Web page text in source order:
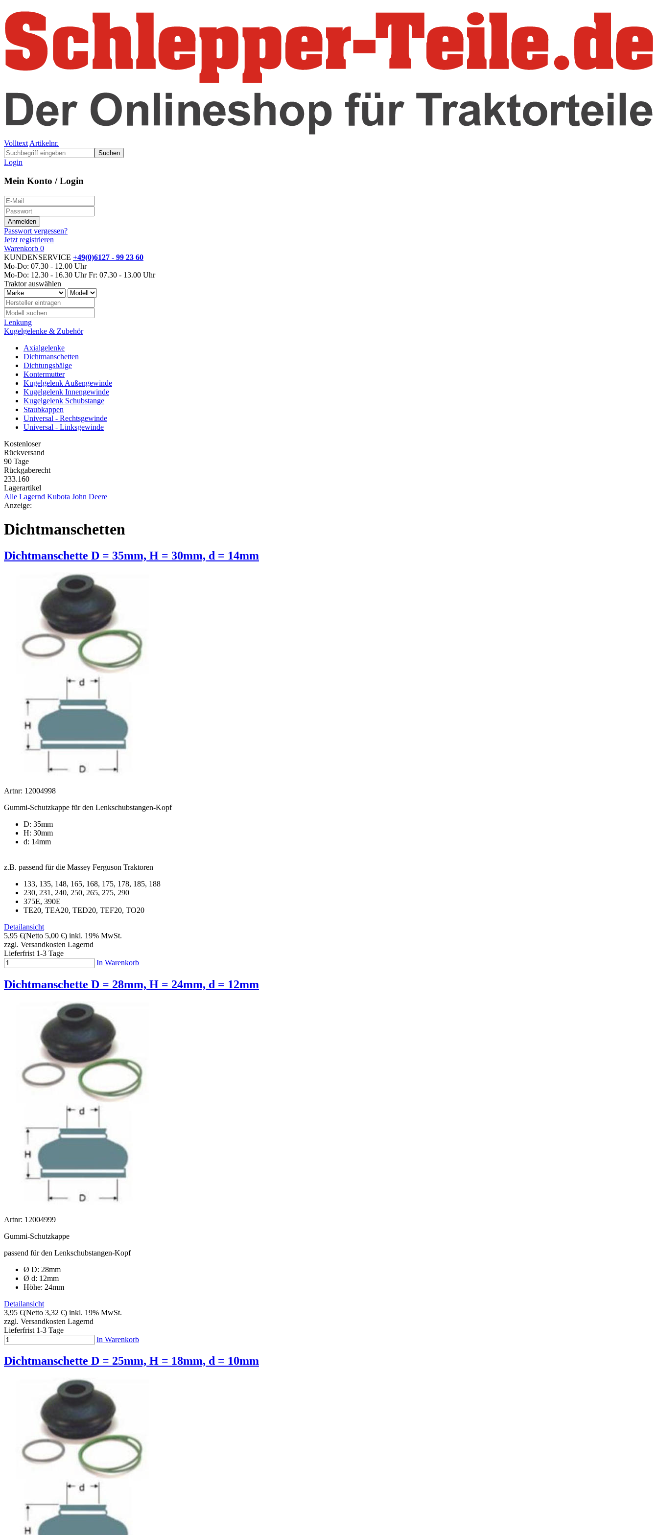
Volltext Artikelnr.
Suchen
Login
Mein Konto / Login
Passwort vergessen?
Jetzt registrieren
Warenkorb 0
KUNDENSERVICE +49(0)6127 - 99 23 60
Mo-Do: 07.30 - 12.00 Uhr
Mo-Do: 12.30 - 16.30 Uhr Fr: 07.30 - 13.00 Uhr
Traktor auswählen
Lenkung
Kugelgelenke & Zubehör
Axialgelenke
Dichtmanschetten
Dichtungsbälge
Kontermutter
Kugelgelenk Außengewinde
Kugelgelenk Innengewinde
Kugelgelenk Schubstange
Staubkappen
Universal - Rechtsgewinde
Universal - Linksgewinde
Kostenloser
Rückversand
90 Tage
Rückgaberecht
233.160
Lagerartikel
Alle Lagernd Kubota John Deere
Anzeige:
Dichtmanschetten
Dichtmanschette D = 35mm, H = 30mm, d = 14mm
Artnr: 12004998
Gummi-Schutzkappe für den Lenkschubstangen-Kopf
D: 35mm
H: 30mm
d: 14mm
z.B. passend für die Massey Ferguson Traktoren
133, 135, 148, 165, 168, 175, 178, 185, 188
230, 231, 240, 250, 265, 275, 290
375E, 390E
TE20, TEA20, TED20, TEF20, TO20
Detailansicht
5,95 €(Netto 5,00 €) inkl. 19% MwSt.
zzgl. Versandkosten Lagernd
Lieferfrist 1-3 Tage
In Warenkorb
Dichtmanschette D = 28mm, H = 24mm, d = 12mm
Artnr: 12004999
Gummi-Schutzkappe
passend für den Lenkschubstangen-Kopf
Ø D: 28mm
Ø d: 12mm
Höhe: 24mm
Detailansicht
3,95 €(Netto 3,32 €) inkl. 19% MwSt.
zzgl. Versandkosten Lagernd
Lieferfrist 1-3 Tage
In Warenkorb
Dichtmanschette D = 25mm, H = 18mm, d = 10mm